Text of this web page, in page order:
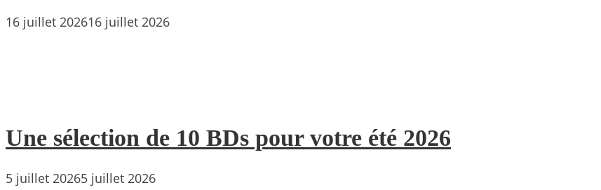
16 juillet 202616 juillet 2026
Une sélection de 10 BDs pour votre été 2026
5 juillet 20265 juillet 2026